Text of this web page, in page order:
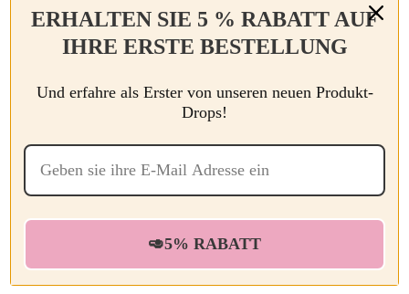
Rückstrahler
Die Düse ist klein genug für Ecken
Aus korrosionsbeständigem Edelstahl, robust
ERHALTEN SIE 5 % RABATT AUF
IHRE ERSTE BESTELLUNG
Und erfahre als Erster von unseren neuen Produkt-
Drops!
🥑5% RABATT